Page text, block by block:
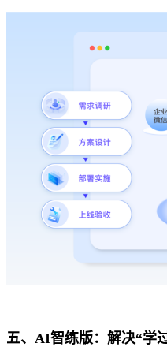
五、 AI智练版：解决“学